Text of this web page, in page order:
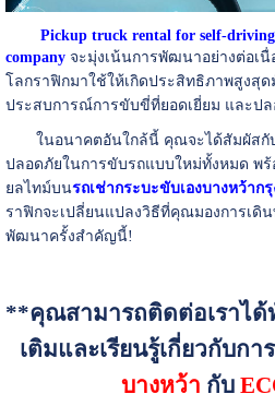
Pickup truck rental for self-
company จะมุ่งเน้นการพัฒนาอย่างต่อเ
โลกราฟิกมาใช้ให้เกิดประสิทธิภาพสูงสุ
ประสบการณ์การขับขี่ที่ยอดเยี่ยม และปล
ในอนาคตอันใกล้นี้ คุณจะได้สัมผัสกับ
ปลอดภัยในการขับรถแบบใหม่ทั้งหมด พร้
ยลไทม์บนรถเช่ากระบะขับเองบางหว้ากรุ
ราฟิกจะเปลี่ยนแปลงวิธีที่คุณมองการเดิ
พัฒนาครั้งสำคัญนี้!
**คุณสามารถติดต่อเราได้
เติมและเรียนรู้เกี่ยวกับการ
บางหว้า กับ